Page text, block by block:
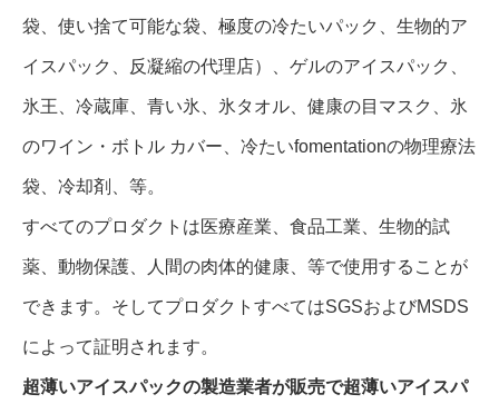
袋、使い捨て可能な袋、極度の冷たいパック、生物的ア
イスパック、反凝縮の代理店）、ゲルのアイスパック、
氷王、冷蔵庫、青い氷、氷タオル、健康の目マスク、氷
のワイン・ボトル カバー、冷たいfomentationの物理療法
袋、冷却剤、等。
すべてのプロダクトは医療産業、食品工業、生物的試
薬、動物保護、人間の肉体的健康、等で使用することが
できます。そしてプロダクトすべてはSGSおよびMSDS
によって証明されます。
超薄いアイスパックの製造業者が販売で超薄いアイスパ